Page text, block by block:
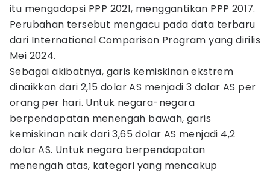
itu mengadopsi PPP 2021, menggantikan PPP 2017.
Perubahan tersebut mengacu pada data terbaru
dari International Comparison Program yang dirilis
Mei 2024.
Sebagai akibatnya, garis kemiskinan ekstrem
dinaikkan dari 2,15 dolar AS menjadi 3 dolar AS per
orang per hari. Untuk negara-negara
berpendapatan menengah bawah, garis
kemiskinan naik dari 3,65 dolar AS menjadi 4,2
dolar AS. Untuk negara berpendapatan
menengah atas, kategori yang mencakup